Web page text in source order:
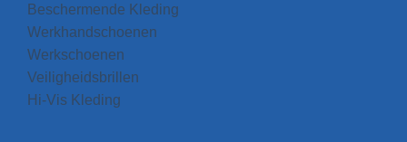
Beschermende Kleding
Werkhandschoenen
Werkschoenen
Veiligheidsbrillen
Hi-Vis Kleding